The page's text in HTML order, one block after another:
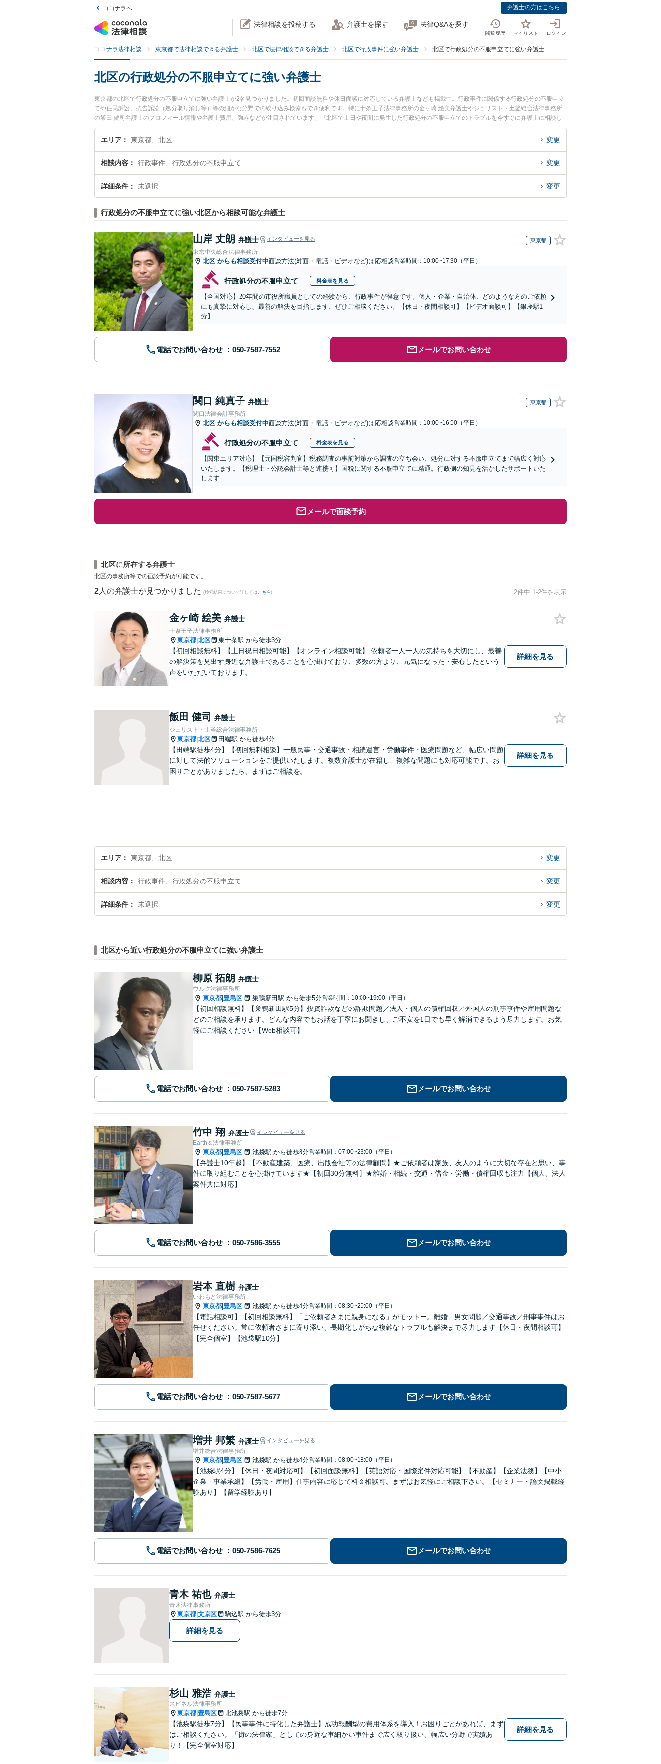
ココナラへ 弁護士の方はこちら
法律相談を投稿する 弁護士を探す 法律Q&Aを探す
閲覧履歴 マイリスト ログイン
ココナラ法律相談 東京都で法律相談できる弁護士 北区で法律相談できる弁護士 北区で行政事件に強い弁護士 北区で行政処分の不服申立てに強い弁護士
北区の行政処分の不服申立てに強い弁護士
東京都の北区で行政処分の不服申立てに強い弁護士が2名見つかりました。初回面談無料や休日面談に対応している弁護士なども掲載中。行政事件に関係する行政処分の不服申立
てや住民訴訟、抗告訴訟（処分取り消し等）等の細かな分野での絞り込み検索もでき便利です。特に十条王子法律事務所の金ヶ崎 絵美弁護士やジュリスト・土釜総合法律事務所
の飯田 健司弁護士のプロフィール情報や弁護士費用、強みなどが注目されています。『北区で土日や夜間に発生した行政処分の不服申立てのトラブルを今すぐに弁護士に相談し
たい』『行政処分の不服申立てのトラブル解決の実績豊富な近くの弁護士を検索したい』『初回相談無料で行政処分の不服申立てを法律相談できる北区内の弁護士に相談予約した
い』などでお困りの相談者さんにおすすめです。
エリア 東京都、北区 変更
相談内容 行政事件、行政処分の不服申立て 変更
詳細条件 未選択 変更
行政処分の不服申立てに強い北区から相談可能な弁護士
山岸 丈朗 弁護士 インタビューを見る 東京都
東京中央総合法律事務所
北区 からも相談受付中面談方法(対面・電話・ビデオなど)は応相談営業時間：10:00~17:30（平日）
行政処分の不服申立て 料金表を見る
【全国対応】20年間の市役所職員としての経験から、行政事件が得意です。個人・企業・自治体、どのような方のご依頼
にも真摯に対応し、最善の解決を目指します。ぜひご相談ください。【休日・夜間相談可】【ビデオ面談可】【銀座駅1
分】
電話でお問い合わせ メールでお問い合わせ
関口 純真子 弁護士 東京都
関口法律会計事務所
北区 からも相談受付中面談方法(対面・電話・ビデオなど)は応相談営業時間：10:00~16:00（平日）
行政処分の不服申立て 料金表を見る
【関東エリア対応】【元国税審判官】税務調査の事前対策から調査の立ち会い、処分に対する不服申立てまで幅広く対応
いたします。【税理士・公認会計士等と連携可】国税に関する不服申立てに精通。行政側の知見を活かしたサポートいた
します
メールで面談予約
北区に所在する弁護士
北区の事務所等での面談予約が可能です。
2 人の弁護士が見つかりました (検索結果について詳しくは こちら) 2件中 1-2件を表示
金ヶ崎 絵美 弁護士
十条王子法律事務所
東京都|北区 東十条駅 から徒歩3分
【初回相談無料】【土日祝日相談可能】【オンライン相談可能】 依頼者一人一人の気持ちを大切にし、最善
の解決策を見出す身近な弁護士であることを心掛けており、多数の方より、元気になった・安心したという
声をいただいております。
詳細を見る
飯田 健司 弁護士
ジュリスト・土釜総合法律事務所
東京都|北区 田端駅 から徒歩4分
【田端駅徒歩4分】【初回無料相談】一般民事・交通事故・相続遺言・労働事件・医療問題など、幅広い問題
に対して法的ソリューションをご提供いたします。複数弁護士が在籍し、複雑な問題にも対応可能です。お
困りごとがありましたら、まずはご相談を。
詳細を見る
エリア 東京都、北区 変更
相談内容 行政事件、行政処分の不服申立て 変更
詳細条件 未選択 変更
北区から近い行政処分の不服申立てに強い弁護士
柳原 拓朗 弁護士
ウルク法律事務所
東京都 豊島区 巣鴨新田駅 から徒歩5分営業時間：10:00~19:00（平日）
【初回相談無料】【巣鴨新田駅5分】投資詐欺などの詐欺問題／法人・個人の債権回収／外国人の刑事事件や雇用問題な
どのご相談を承ります。どんな内容でもお話を丁寧にお聞きし、ご不安を1日でも早く解消できるよう尽力します。お気
軽にご相談ください【Web相談可】
電話でお問い合わせ メールでお問い合わせ
竹中 翔 弁護士 インタビューを見る
Earth＆法律事務所
東京都 豊島区 池袋駅 から徒歩8分営業時間：07:00~23:00（平日）
【弁護士10年越】【不動産建築、医療、出版会社等の法律顧問】★ご依頼者は家族、友人のように大切な存在と思い、事
件に取り組むことを心掛けています★【初回30分無料】★離婚・相続・交通・借金・労働・債権回収も注力【個人、法人
案件共に対応】
電話でお問い合わせ メールでお問い合わせ
岩本 直樹 弁護士
いわもと法律事務所
東京都 豊島区 池袋駅 から徒歩4分営業時間：08:30~20:00（平日）
【電話相談可】【初回相談無料】「ご依頼者さまに親身になる」がモットー。離婚・男女問題／交通事故／刑事事件はお
任せください。常に依頼者さまに寄り添い、長期化しがちな複雑なトラブルも解決まで尽力します【休日・夜間相談可】
【完全個室】【池袋駅10分】
電話でお問い合わせ メールでお問い合わせ
増井 邦繁 弁護士 インタビューを見る
増井総合法律事務所
東京都 豊島区 池袋駅 から徒歩4分営業時間：08:00~18:00（平日）
【池袋駅4分】【休日・夜間対応可】【初回面談無料】【英語対応・国際案件対応可能】【不動産】【企業法務】【中小
企業・事業承継】【労働・雇用】仕事内容に応じて料金相談可。まずはお気軽にご相談下さい。【セミナー・論文掲載経
験あり】【留学経験あり】
電話でお問い合わせ メールでお問い合わせ
青木 祐也 弁護士
青木法律事務所
東京都 文京区 駒込駅 から徒歩3分
詳細を見る
杉山 雅浩 弁護士
スピネル法律事務所
東京都 豊島区 北池袋駅 から徒歩7分
【池袋駅徒歩7分】【民事事件に特化した弁護士】成功報酬型の費用体系を導入！お困りごとがあれば、まず
はご相談ください。「街の法律家」としての身近な事細かい事件まで広く取り扱い、幅広い分野で実績あ
り！【完全個室対応】
詳細を見る